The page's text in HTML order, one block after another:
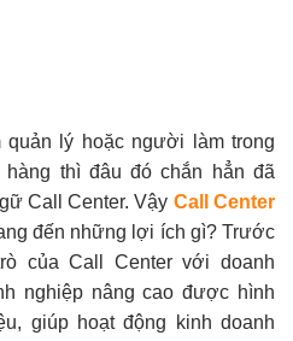
lý hoặc người làm trong
thì đâu đó chắn hẳn đã
Call Center. Vậy Call Center
đến những lợi ích gì? Trước
của Call Center với doanh
nghiệp nâng cao được hình
giúp hoạt động kinh doanh